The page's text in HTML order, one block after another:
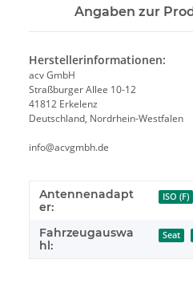
Angaben zur
Herstellerinformationen:
acv GmbH
Straßburger Allee 10-12
41812 Erkelenz
Deutschland, Nordrhein-Westfalen
info@acvgmbh.de
Antennenadapt
er:
ISO (F)
Fahrzeugauswa
hl:
Seat